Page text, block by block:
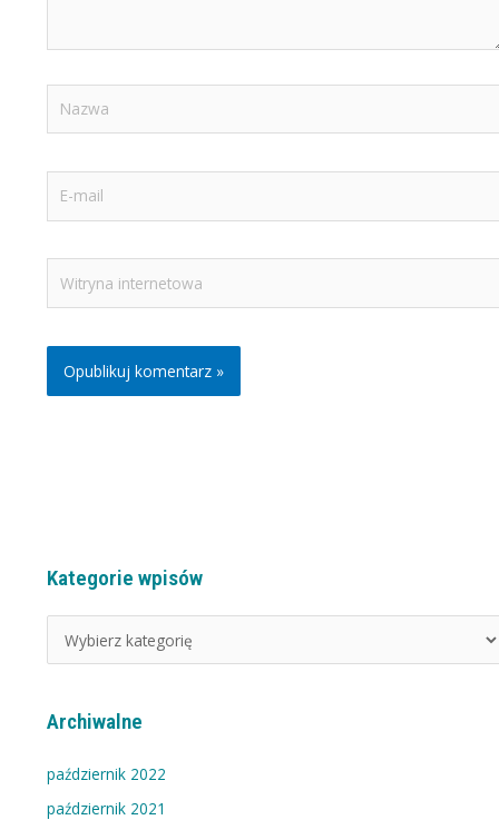
Kategorie wpisów
K
e
o
i
e
Archiwalne
październik 2022
październik 2021
Nazwa
E-
mail
Witryna
internetowa